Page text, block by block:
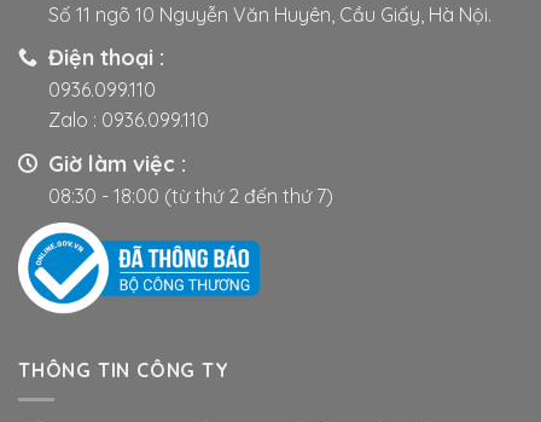
Số 11 ngõ 10 Nguyễn Văn Huyên, Cầu Giấy, Hà Nội.
Điện thoại :
0936.099.110
Zalo : 0936.099.110
Giờ làm việc :
08:30 - 18:00 (từ thứ 2 đến thứ 7)
THÔNG TIN CÔNG TY